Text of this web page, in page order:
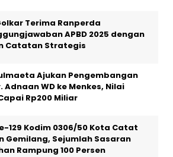
Terima Ranperda
APBD 2025 dengan
Catatan Strategis
Ajukan Pengembangan
Adnaan WD ke Menkes, Nilai
Rp200 Miliar
129 Kodim 0306/50 Kota Catat
Gemilang, Sejumlah Sasaran
Rampung 100 Persen